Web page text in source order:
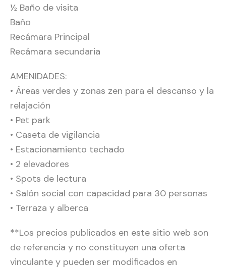
½ Baño de visita
Baño
Recámara Principal
Recámara secundaria
AMENIDADES:
• Áreas verdes y zonas zen para el descanso y la
relajación
• Pet park
• Caseta de vigilancia
• Estacionamiento techado
• 2 elevadores
• Spots de lectura
• Salón social con capacidad para 30 personas
• Terraza y alberca
**Los precios publicados en este sitio web son
de referencia y no constituyen una oferta
vinculante y pueden ser modificados en